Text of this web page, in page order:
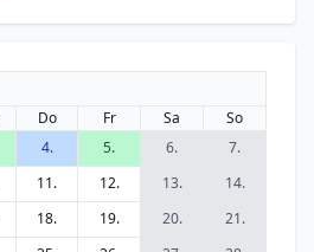
Do Fr Sa
So
4. 5. 6.
7.
11. 12. 13.
14.
18. 19. 20.
21.